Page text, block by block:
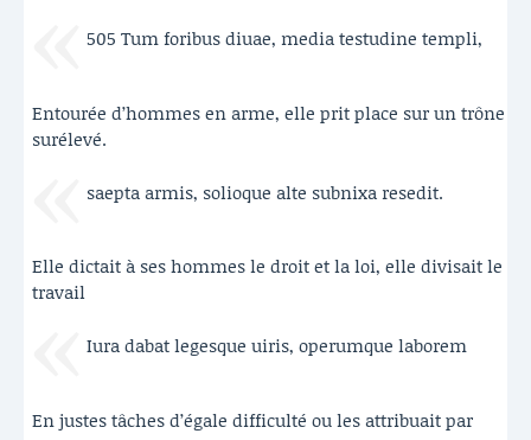
505 Tum foribus diuae, media testudine templi,
Entourée d’hommes en arme, elle prit place sur un trône
surélevé.
saepta armis, solioque alte subnixa resedit.
Elle dictait à ses hommes le droit et la loi, elle divisait le
travail
Iura dabat legesque uiris, operumque laborem
En justes tâches d’égale difficulté ou les attribuait par